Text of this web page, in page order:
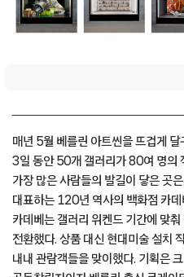
매년 5월 베를린 아트씬을 뜨겁게
3일 동안 50개 갤러리가 80여 명의
가장 많은 사람들의 발길이 닿은 곳
대표하는 120년 역사의 백화점 카
카데베는 갤러리 위켄드 기간에 맞
전환했다. 상품 대신 현대미술 설치
내내 관람객들을 맞이했다. 기획은